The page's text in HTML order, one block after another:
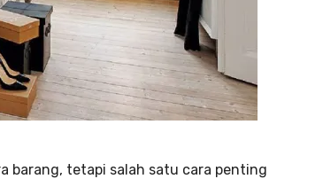
barang, tetapi salah satu cara penting